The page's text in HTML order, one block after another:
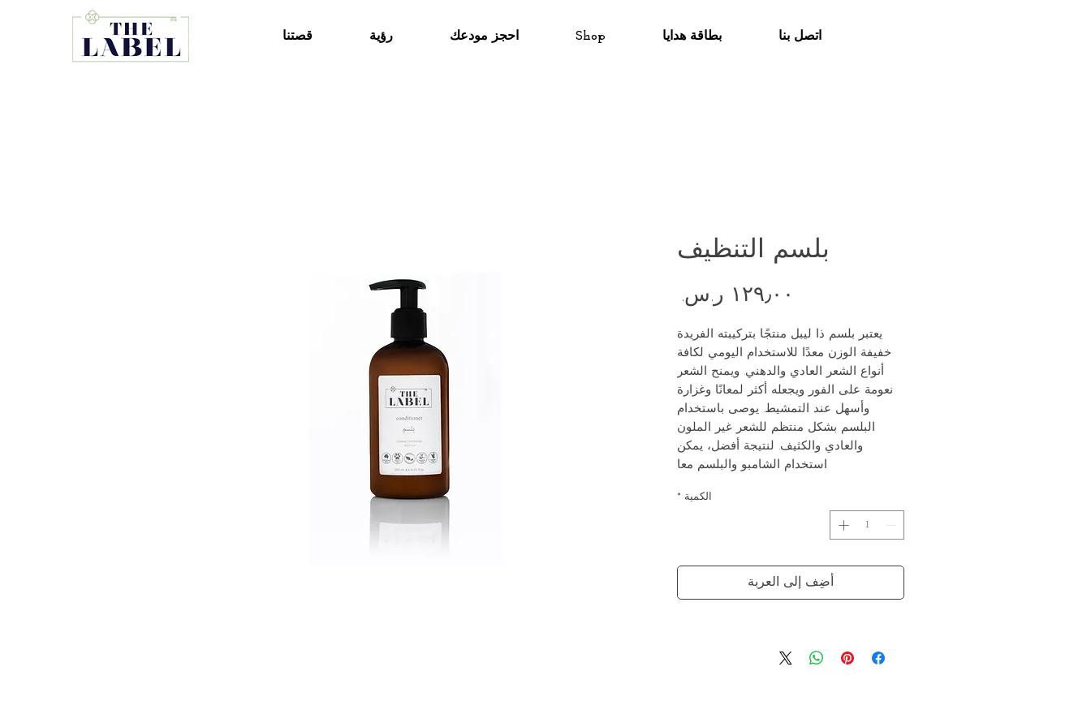
قصتنا رؤية احجز مودعك Shop بطاقة هدايا اتصل بنا
بلسم التنظيف
يعتبر بلسم ذا ليبل منتجًا بتركيبته الفريدة
خفيفة الوزن معدًا للاستخدام اليومي لكافة
أنواع الشعر العادي والدهني. ويمنح الشعر
نعومة على الفور ويجعله أكثر لمعانًا وغزارة
وأسهل عند التمشيط. يوصى باستخدام
البلسم بشكل منتظم للشعر غير الملون
والعادي والكثيف. لنتيجة أفضل، يمكن
استخدام الشامبو والبلسم معا
الكمية *
أضِف إلى العربة